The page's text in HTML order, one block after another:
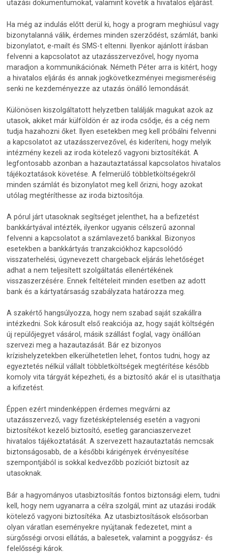
utazási dokumentumokat, valamint követik a hivatalos eljárást.
Ha még az indulás előtt derül ki, hogy a program meghiúsul vagy
bizonytalanná válik, érdemes minden szerződést, számlát, banki
bizonylatot, e-mailt és SMS-t eltenni. Ilyenkor ajánlott írásban
felvenni a kapcsolatot az utazásszervezővel, hogy nyoma
maradjon a kommunikációnak. Németh Péter arra is kitért, hogy
a hivatalos eljárás és annak jogkövetkezményei megismeréséig
senki ne kezdeményezze az utazás önálló lemondását.
Különösen kiszolgáltatott helyzetben találják magukat azok az
utasok, akiket már külföldön ér az iroda csődje, és a cég nem
tudja hazahozni őket. Ilyen esetekben meg kell próbálni felvenni
a kapcsolatot az utazásszervezővel, és kideríteni, hogy melyik
intézmény kezeli az iroda kötelező vagyoni biztosítékát. A
legfontosabb azonban a hazautaztatással kapcsolatos hivatalos
tájékoztatások követése. A felmerülő többletköltségekről
minden számlát és bizonylatot meg kell őrizni, hogy azokat
utólag megtéríthesse az iroda biztosítója.
A pórul járt utasoknak segítséget jelenthet, ha a befizetést
bankkártyával intézték, ilyenkor ugyanis célszerű azonnal
felvenni a kapcsolatot a számlavezető bankkal. Bizonyos
esetekben a bankkártyás tranzakciókhoz kapcsolódó
visszaterhelési, úgynevezett chargeback eljárás lehetőséget
adhat a nem teljesített szolgáltatás ellenértékének
visszaszerzésére. Ennek feltételeit minden esetben az adott
bank és a kártyatársaság szabályzata határozza meg.
A szakértő hangsúlyozza, hogy nem szabad saját szakállra
intézkedni. Sok károsult első reakciója az, hogy saját költségén
új repülőjegyet vásárol, másik szállást foglal, vagy önállóan
szervezi meg a hazautazását. Bár ez bizonyos
krízishelyzetekben elkerülhetetlen lehet, fontos tudni, hogy az
egyeztetés nélkül vállalt többletköltségek megtérítése később
komoly vita tárgyát képezheti, és a biztosító akár el is utasíthatja
a kifizetést.
Éppen ezért mindenképpen érdemes megvárni az
utazásszervező, vagy fizetésképtelenség esetén a vagyoni
biztosítékot kezelő biztosító, esetleg garanciaszervezet
hivatalos tájékoztatását. A szervezett hazautaztatás nemcsak
biztonságosabb, de a későbbi kárigények érvényesítése
szempontjából is sokkal kedvezőbb pozíciót biztosít az
utasoknak.
Bár a hagyományos utasbiztosítás fontos biztonsági elem, tudni
kell, hogy nem ugyanarra a célra szolgál, mint az utazási irodák
kötelező vagyoni biztosítéka. Az utasbiztosítások elsősorban
olyan váratlan eseményekre nyújtanak fedezetet, mint a
sürgősségi orvosi ellátás, a balesetek, valamint a poggyász- és
felelősségi károk.